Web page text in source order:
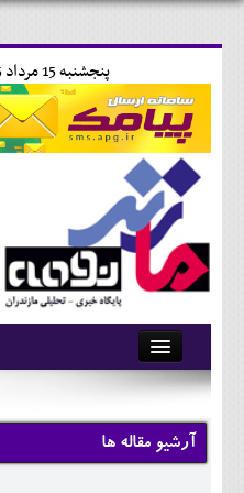
پنجشنبه 15 مرداد 1405-1:54-
آرشیو
تماس با ما
وبلاگ
آرشیو مقاله ها